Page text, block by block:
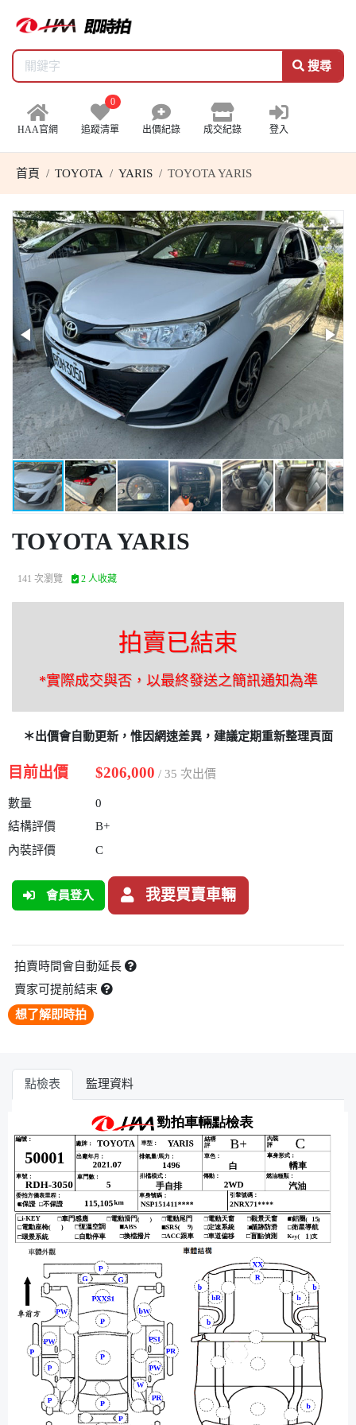
搜尋
HAA官網
0
追蹤清單 出價紀錄 成交紀錄 登入
首頁 TOYOTA YARIS TOYOTA YARIS
TOYOTA YARIS
141 次瀏覽 2 人收藏
拍賣已結束
*實際成交與否，以最終發送之簡訊通知為準
＊出價會自動更新，惟因網速差異，建議定期重新整理頁面
目前出價 $206,000 / 35 次出價
數量
0
結構評價
B+
內裝評價
C
會員登入 我要買賣車輛
拍賣時間會自動延長
賣家可提前結束
想了解即時拍
點檢表 監理資料